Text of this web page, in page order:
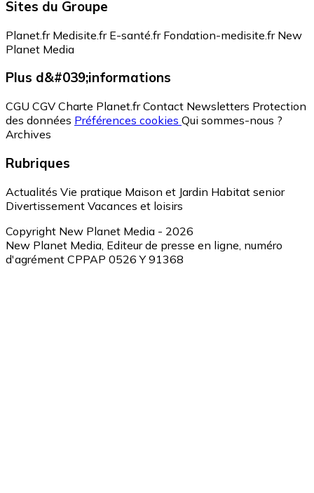
Sites du Groupe
Planet.fr Medisite.fr E-santé.fr Fondation-medisite.fr New
Planet Media
Plus d&#039;informations
CGU CGV Charte Planet.fr Contact Newsletters Protection
des données Préférences cookies Qui sommes-nous ?
Archives
Rubriques
Actualités Vie pratique Maison et Jardin Habitat senior
Divertissement Vacances et loisirs
Copyright New Planet Media - 2026
New Planet Media, Editeur de presse en ligne, numéro
d'agrément CPPAP 0526 Y 91368